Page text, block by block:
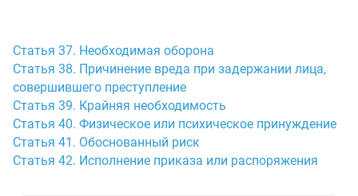
Статья 37. Необходимая оборона
Статья 38. Причинение вреда при задержании лица,
совершившего преступление
Статья 39. Крайняя необходимость
Статья 40. Физическое или психическое принуждение
Статья 41. Обоснованный риск
Статья 42. Исполнение приказа или распоряжения